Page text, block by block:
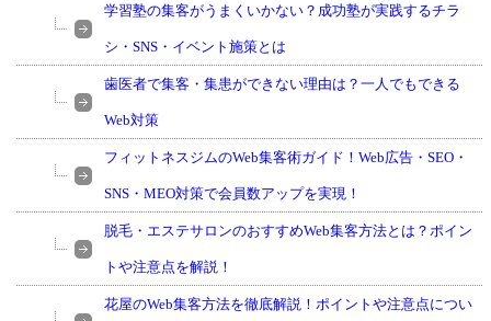
学習塾の集客がうまくいかない？成功塾が実践するチラ
シ・SNS・イベント施策とは
歯医者で集客・集患ができない理由は？一人でもできる
Web対策
フィットネスジムのWeb集客術ガイド！Web広告・SEO・
SNS・MEO対策で会員数アップを実現！
脱毛・エステサロンのおすすめWeb集客方法とは？ポイン
トや注意点を解説！
花屋のWeb集客方法を徹底解説！ポイントや注意点につい